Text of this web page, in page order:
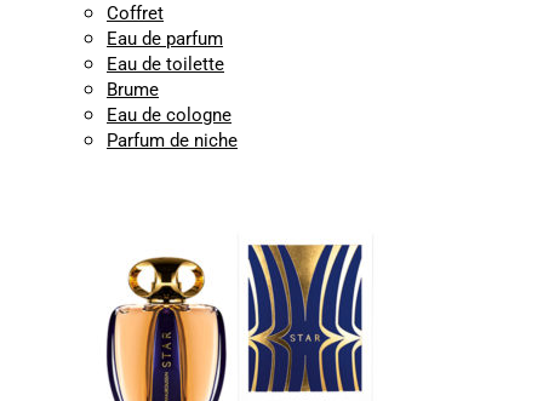
Coffret
Eau de parfum
Eau de toilette
Brume
Eau de cologne
Parfum de niche